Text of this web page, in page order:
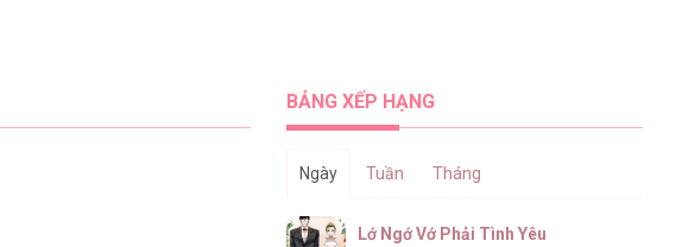
BẢNG XẾP HẠNG
Ngày Tuần Tháng
Lớ Ngớ Vớ Phải Tình Yêu